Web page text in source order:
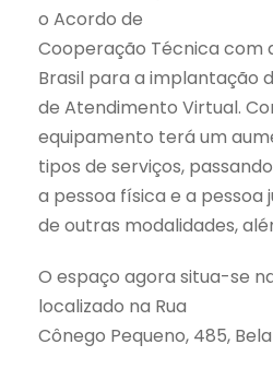
o Acordo de
Cooperação Técnica com
Brasil para a implantação
de Atendimento Virtual.
equipamento terá um
tipos de serviços,
a pessoa física e a pessoa
de outras modalidades,
O espaço agora situa-se
localizado na Rua
Cônego Pequeno, 485,